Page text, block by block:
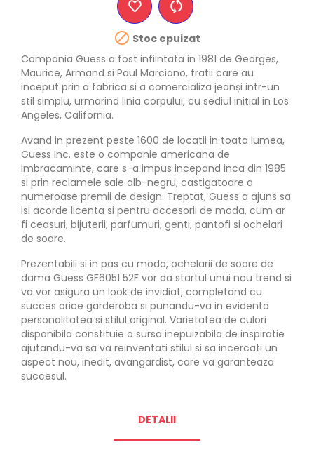
 Stoc epuizat
Compania Guess a fost infiintata in 1981 de Georges,
Maurice, Armand si Paul Marciano, fratii care au
inceput prin a fabrica si a comercializa jeanși intr-un
stil simplu, urmarind linia corpului, cu sediul initial in Los
Angeles, California.
Avand in prezent peste 1600 de locatii in toata lumea,
Guess Inc. este o companie americana de
imbracaminte, care s-a impus incepand inca din 1985
si prin reclamele sale alb-negru, castigatoare a
numeroase premii de design. Treptat, Guess a ajuns sa
isi acorde licenta si pentru accesorii de moda, cum ar
fi ceasuri, bijuterii, parfumuri, genti, pantofi si ochelari
de soare.
Prezentabili si in pas cu moda, ochelarii de soare de
dama Guess GF6051 52F vor da startul unui nou trend si
va vor asigura un look de invidiat, completand cu
succes orice garderoba si punandu-va in evidenta
personalitatea si stilul original. Varietatea de culori
disponibila constituie o sursa inepuizabila de inspiratie
ajutandu-va sa va reinventati stilul si sa incercati un
aspect nou, inedit, avangardist, care va garanteaza
succesul.
DETALII